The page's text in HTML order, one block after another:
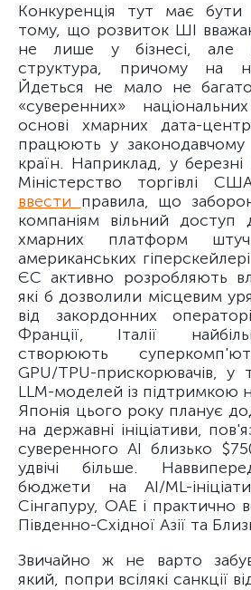
Конкуренція тут має
тому, що розвиток ШІ
не лише у бізнесі, але
структура, причому на
Йдеться не мало не
«суверенних»
основі хмарних дата-
працюють у законодавчому
країн. Наприклад, у
Міністерство торгівлі
ввести правила, що
компаніям вільний доступ
хмарних платформ
американських
ЄС активно розробляють
які б дозволили місцевим
від закордонних
Франції, Італії
створюють
GPU/TPU-прискорювачів, у
LLM-моделей із підтримкою
Японія цього року планує
на державні ініціативи,
суверенного AI близько
удвічі більше.
бюджети на AI/ML-
Сінгапуру, ОАЕ і практично
Південно-Східної Азії та
Звичайно ж не варто
який, попри всілякі санкції